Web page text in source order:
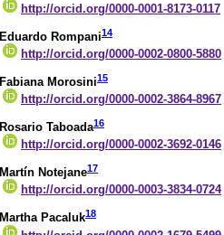
http://orcid.org/0000-0001-8173-0117
Eduardo Rompani14
http://orcid.org/0000-0002-0800-5880
Fabiana Morosini15
http://orcid.org/0000-0002-3864-8967
Rosario Taboada16
http://orcid.org/0000-0002-3692-0146
Martín Notejane17
http://orcid.org/0000-0003-3834-0724
Martha Pacaluk18